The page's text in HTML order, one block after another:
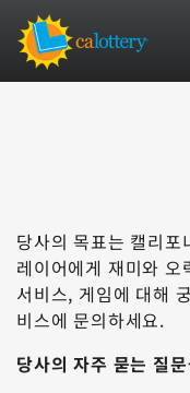
당사의 목표는 캘리
레이어에게 재미와
서비스, 게임에 대해
비스에 문의하세요.
당사의 자주 묻는 질